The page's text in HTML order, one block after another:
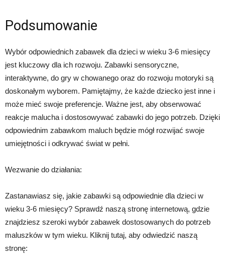
Podsumowanie
Wybór odpowiednich zabawek dla dzieci w wieku 3-6 miesięcy
jest kluczowy dla ich rozwoju. Zabawki sensoryczne,
interaktywne, do gry w chowanego oraz do rozwoju motoryki są
doskonałym wyborem. Pamiętajmy, że każde dziecko jest inne i
może mieć swoje preferencje. Ważne jest, aby obserwować
reakcje malucha i dostosowywać zabawki do jego potrzeb. Dzięki
odpowiednim zabawkom maluch będzie mógł rozwijać swoje
umiejętności i odkrywać świat w pełni.
Wezwanie do działania:
Zastanawiasz się, jakie zabawki są odpowiednie dla dzieci w
wieku 3-6 miesięcy? Sprawdź naszą stronę internetową, gdzie
znajdziesz szeroki wybór zabawek dostosowanych do potrzeb
maluszków w tym wieku. Kliknij tutaj, aby odwiedzić naszą
stronę: